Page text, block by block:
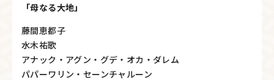
「母なる大地」
藤間恵都子
水木祐歌
アナック・アグン・グデ・オカ・ダレム
パパーワリン・セーンチャルーン